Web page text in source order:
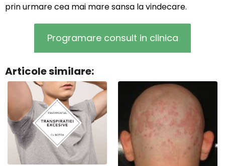
prin urmare cea mai mare sansa la vindecare.
Programare consult in clinica
Articole similare: